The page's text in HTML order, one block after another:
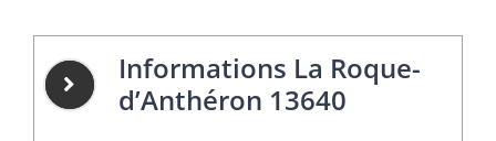
Informations La Roque-
d’Anthéron 13640